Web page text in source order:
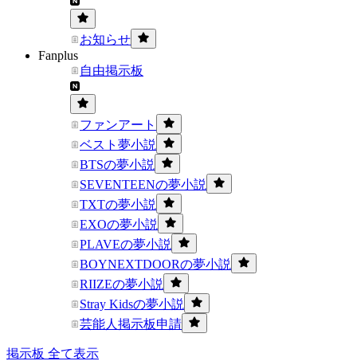
お知らせ
Fanplus
自由掲示板
ファンアート
ベスト夢小説
BTSの夢小説
SEVENTEENの夢小説
TXTの夢小説
EXOの夢小説
PLAVEの夢小説
BOYNEXTDOORの夢小説
RIIZEの夢小説
Stray Kidsの夢小説
芸能人掲示板申請
掲示板 全て表示